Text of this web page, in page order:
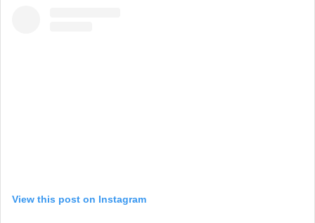
View this post on Instagram